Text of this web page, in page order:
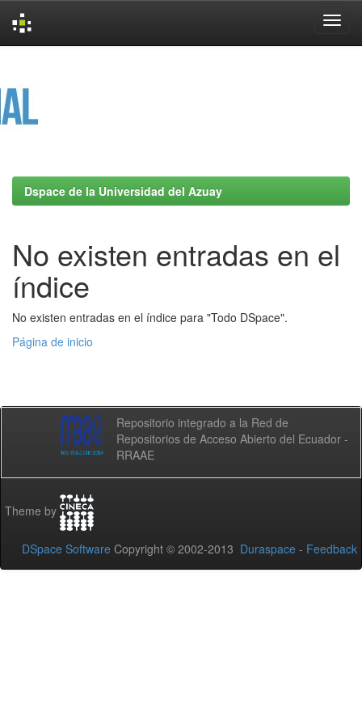
Dspace de la Universidad del Azuay
No existen entradas en el
índice
No existen entradas en el índice para "Todo DSpace".
Página de inicio
Repositorio integrado a la Red de
Repositorios de Acceso Abierto del Ecuador -
RRAAE
Theme by
DSpace Software Copyright © 2002-2013 Duraspace - Feedback